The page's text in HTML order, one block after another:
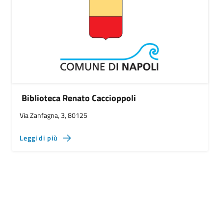
Biblioteca Renato Caccioppoli
Via Zanfagna, 3, 80125
Leggi di più